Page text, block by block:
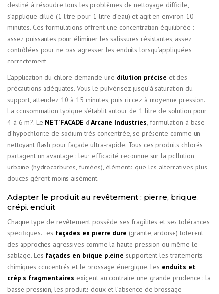
destiné à résoudre tous les problèmes de nettoyage difficile,
s’applique dilué (1 litre pour 1 litre d’eau) et agit en environ 10
minutes. Ces formulations offrent une concentration équilibrée :
assez puissantes pour éliminer les salissures résistantes, assez
contrôlées pour ne pas agresser les enduits lorsqu’appliquées
correctement.
L’application du chlore demande une dilution précise et des
précautions adéquates. Vous le pulvérisez jusqu’à saturation du
support, attendez 10 à 15 minutes, puis rincez à moyenne pression.
La consommation typique s’établit autour de 1 litre de solution pour
4 à 6 m?. Le NET’FACADE d’Arcane Industries, formulation à base
d’hypochlorite de sodium très concentrée, se présente comme un
nettoyant flash pour façade ultra-rapide. Tous ces produits chlorés
partagent un avantage : leur efficacité reconnue sur la pollution
urbaine (hydrocarbures, fumées), éléments que les alternatives plus
douces gèrent moins aisément.
Adapter le produit au revêtement : pierre, brique,
crépi, enduit
Chaque type de revêtement possède ses fragilités et ses tolérances
spécifiques. Les façades en pierre dure (granite, ardoise) tolèrent
des approches agressives comme la haute pression ou même le
sablage. Les façades en brique pleine supportent les traitements
chimiques concentrés et le brossage énergique. Les enduits et
crépis fragmentaires exigent au contraire une grande prudence : la
basse pression, les produits doux et l’absence de brossage